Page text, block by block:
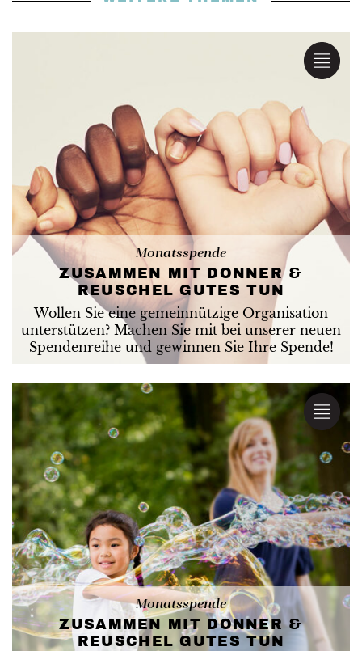
Monatsspende
ZUSAMMEN MIT DONNER &
REUSCHEL GUTES TUN
Wollen Sie eine gemeinnützige Organisation
unterstützen? Machen Sie mit bei unserer neuen
Spendenreihe und gewinnen Sie Ihre Spende!
Monatsspende
ZUSAMMEN MIT DONNER &
REUSCHEL GUTES TUN